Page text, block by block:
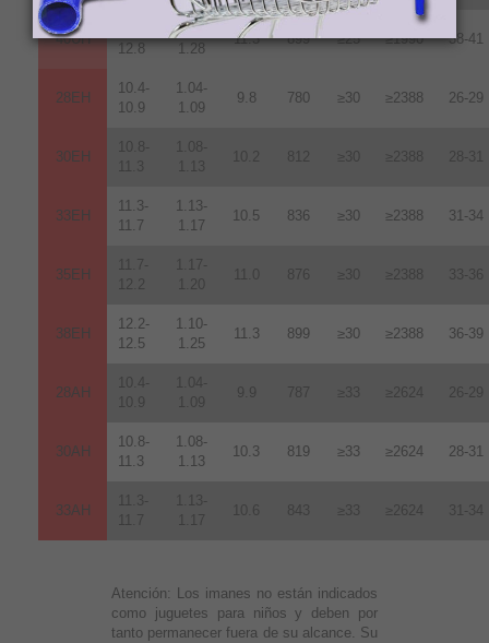
40UH
12.8
1.24-
1.28
11.3 899 ≥25 ≥1990 38-41
28EH
10.4-
10.9
1.04-
1.09
9.8 780 ≥30 ≥2388 26-29
30EH
10.8-
11.3
1.08-
1.13
10.2 812 ≥30 ≥2388 28-31
33EH
11.3-
11.7
1.13-
1.17
10.5 836 ≥30 ≥2388 31-34
35EH
11.7-
12.2
1.17-
1.20
11.0 876 ≥30 ≥2388 33-36
38EH
12.2-
12.5
1.10-
1.25
11.3 899 ≥30 ≥2388 36-39
28AH
10.4-
10.9
1.04-
1.09
9.9 787 ≥33 ≥2624 26-29
30AH
10.8-
11.3
1.08-
1.13
10.3 819 ≥33 ≥2624 28-31
33AH
11.3-
11.7
1.13-
1.17
10.6 843 ≥33 ≥2624 31-34
Atención: Los imanes no están indicados
como juguetes para niños y deben por
tanto permanecer fuera de su alcance. Su